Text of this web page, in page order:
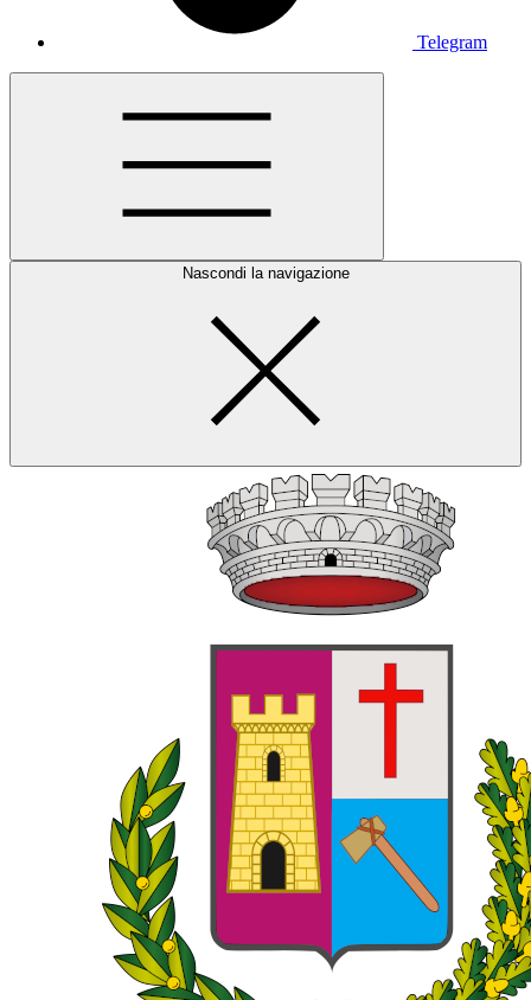
Telegram
Nascondi la navigazione